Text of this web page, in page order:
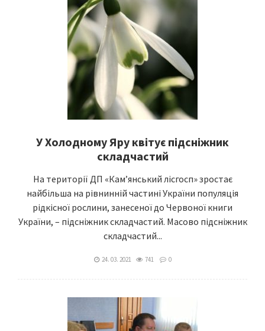
У Холодному Яру квітує підсніжник
складчастий
На території ДП «Кам’янський лісгосп» зростає
найбільша на рівнинній частині України популяція
рідкісної рослини, занесеної до Червоної книги
України, – підсніжник складчастий. Масово підсніжник
складчастий...
24. 03. 2021 741 0